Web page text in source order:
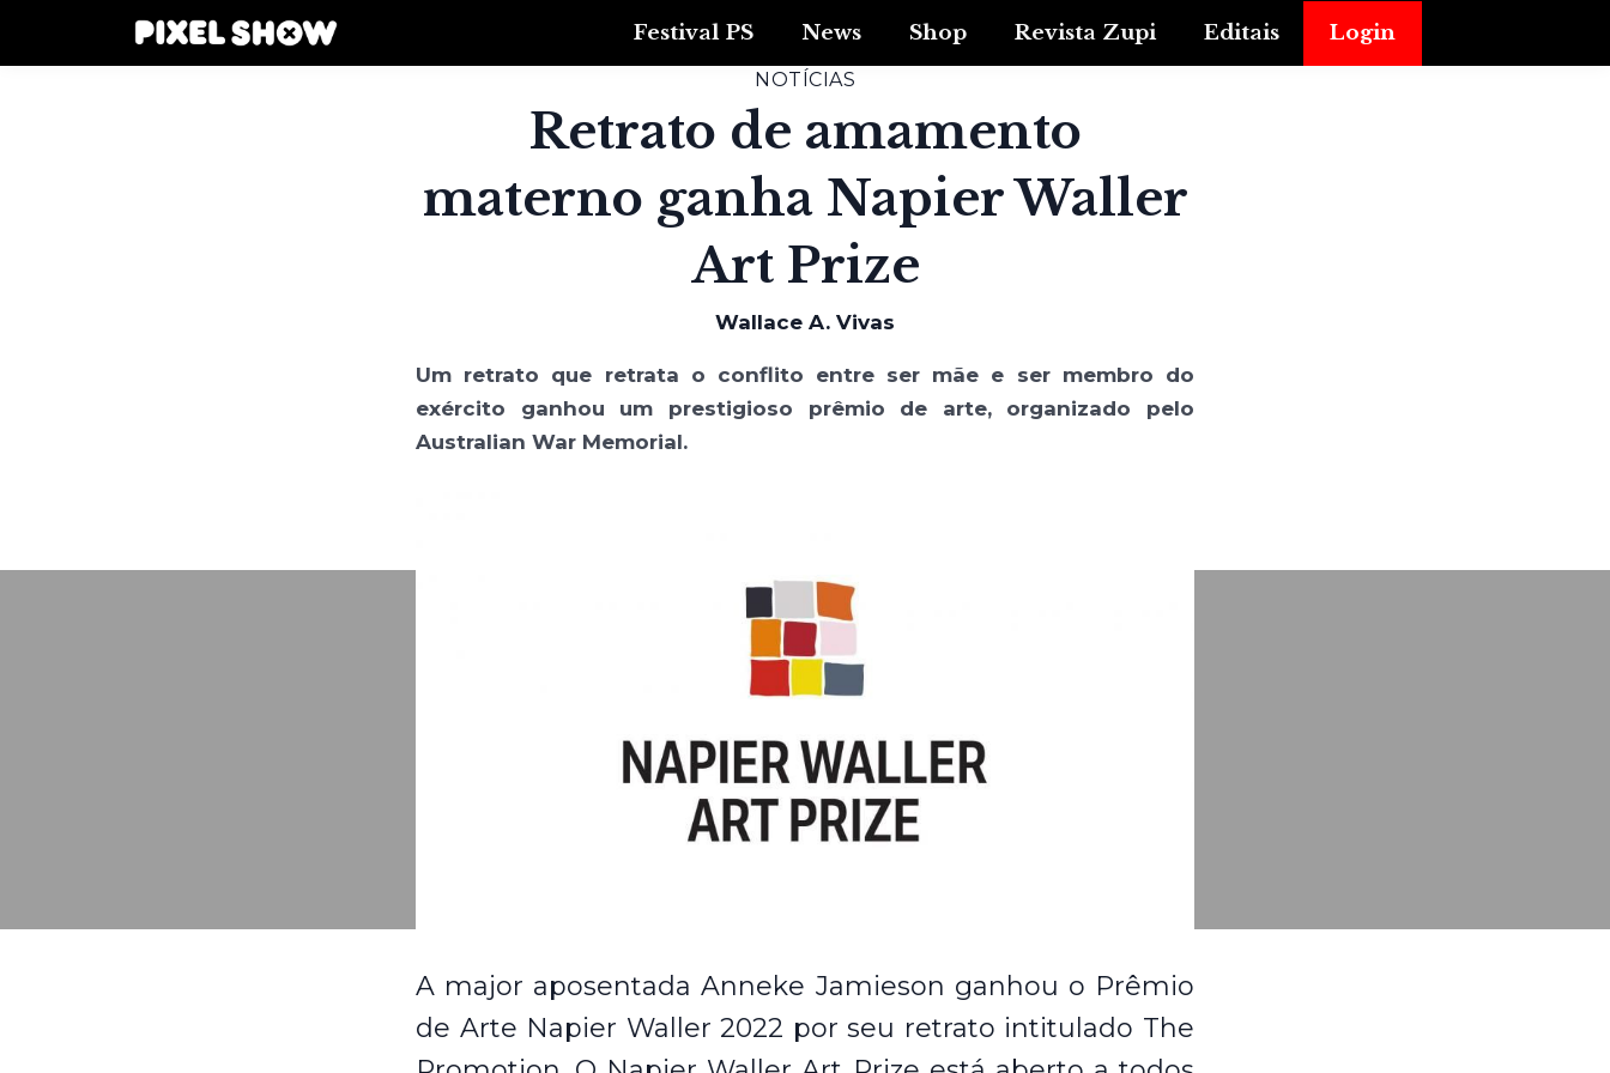
Festival PS News Shop Revista Zupi Editais Login
NOTÍCIAS
Retrato de amamento
materno ganha Napier Waller
Art Prize
Wallace A. Vivas
Um retrato que retrata o conflito entre ser mãe e ser membro do
exército ganhou um prestigioso prêmio de arte, organizado pelo
Australian War Memorial.
A major aposentada Anneke Jamieson ganhou o Prêmio
de Arte Napier Waller 2022 por seu retrato intitulado The